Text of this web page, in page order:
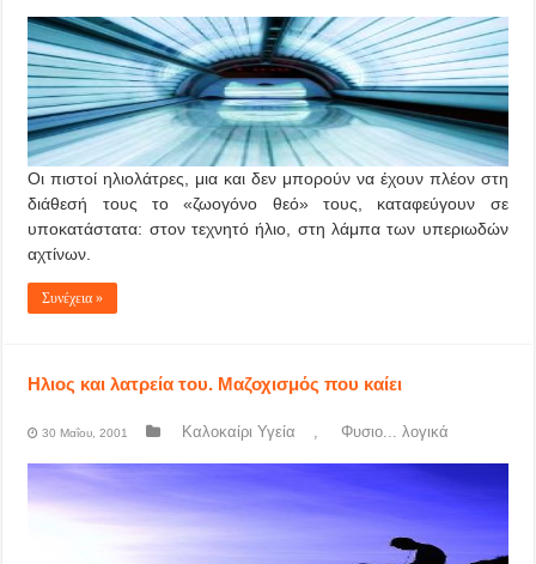
Οι πιστοί ηλιολάτρες, μια και δεν μπορούν να έχουν πλέον στη
διάθεσή τους το «ζωογόνο θεό» τους, καταφεύγουν σε
υποκατάστατα: στον τεχνητό ήλιο, στη λάμπα των υπεριωδών
αχτίνων.
Συνέχεια »
Ηλιος και λατρεία του. Μαζοχισμός που καίει
30 Μαΐου, 2001 Καλοκαίρι Υγεία , Φυσιο... λογικά